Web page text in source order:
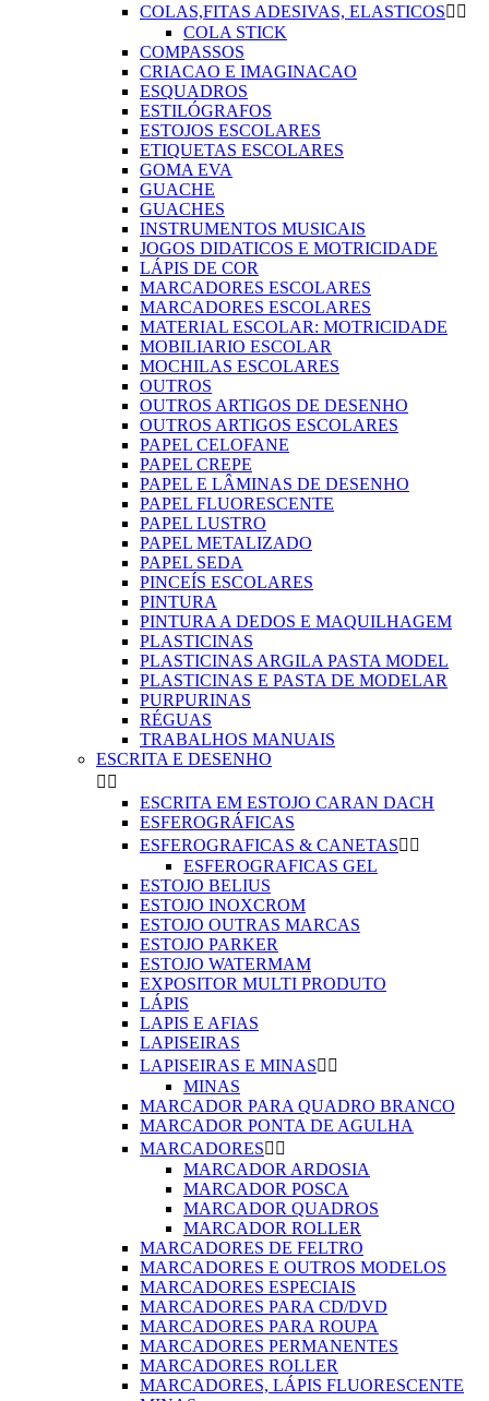
COLAS,FITAS ADESIVAS, ELASTICOS 
COLA STICK
COMPASSOS
CRIACAO E IMAGINACAO
ESQUADROS
ESTILÓGRAFOS
ESTOJOS ESCOLARES
ETIQUETAS ESCOLARES
GOMA EVA
GUACHE
GUACHES
INSTRUMENTOS MUSICAIS
JOGOS DIDATICOS E MOTRICIDADE
LÁPIS DE COR
MARCADORES ESCOLARES
MARCADORES ESCOLARES
MATERIAL ESCOLAR: MOTRICIDADE
MOBILIARIO ESCOLAR
MOCHILAS ESCOLARES
OUTROS
OUTROS ARTIGOS DE DESENHO
OUTROS ARTIGOS ESCOLARES
PAPEL CELOFANE
PAPEL CREPE
PAPEL E LÂMINAS DE DESENHO
PAPEL FLUORESCENTE
PAPEL LUSTRO
PAPEL METALIZADO
PAPEL SEDA
PINCEÍS ESCOLARES
PINTURA
PINTURA A DEDOS E MAQUILHAGEM
PLASTICINAS
PLASTICINAS ARGILA PASTA MODEL
PLASTICINAS E PASTA DE MODELAR
PURPURINAS
RÉGUAS
TRABALHOS MANUAIS
ESCRITA E DESENHO
 
ESCRITA EM ESTOJO CARAN DACH
ESFEROGRÁFICAS
ESFEROGRAFICAS & CANETAS 
ESFEROGRAFICAS GEL
ESTOJO BELIUS
ESTOJO INOXCROM
ESTOJO OUTRAS MARCAS
ESTOJO PARKER
ESTOJO WATERMAM
EXPOSITOR MULTI PRODUTO
LÁPIS
LAPIS E AFIAS
LAPISEIRAS
LAPISEIRAS E MINAS 
MINAS
MARCADOR PARA QUADRO BRANCO
MARCADOR PONTA DE AGULHA
MARCADORES 
MARCADOR ARDOSIA
MARCADOR POSCA
MARCADOR QUADROS
MARCADOR ROLLER
MARCADORES DE FELTRO
MARCADORES E OUTROS MODELOS
MARCADORES ESPECIAIS
MARCADORES PARA CD/DVD
MARCADORES PARA ROUPA
MARCADORES PERMANENTES
MARCADORES ROLLER
MARCADORES, LÁPIS FLUORESCENTE